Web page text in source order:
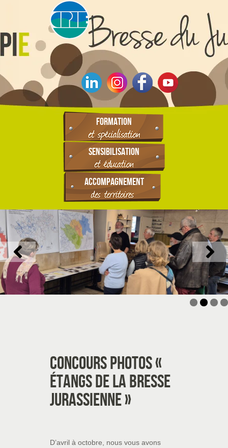
FORMATION
SENSIBILISATION
ACCOMPAGNEMENT
Concours photos «
Étangs de la Bresse
jurassienne »
D’avril à octobre, nous vous avons